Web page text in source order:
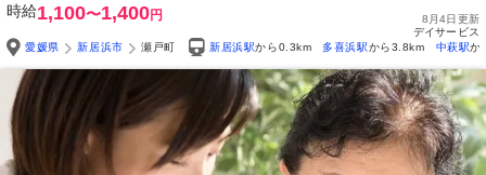
時給1,100〜1,400円
8月4日更新
デイサービス
愛媛県
新居浜市 瀬戸町 新居浜駅から0.3km 多喜浜駅から3.8km 中萩駅か